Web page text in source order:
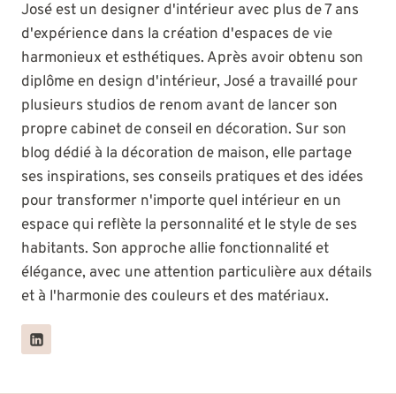
José est un designer d'intérieur avec plus de 7 ans
d'expérience dans la création d'espaces de vie
harmonieux et esthétiques. Après avoir obtenu son
diplôme en design d'intérieur, José a travaillé pour
plusieurs studios de renom avant de lancer son
propre cabinet de conseil en décoration. Sur son
blog dédié à la décoration de maison, elle partage
ses inspirations, ses conseils pratiques et des idées
pour transformer n'importe quel intérieur en un
espace qui reflète la personnalité et le style de ses
habitants. Son approche allie fonctionnalité et
élégance, avec une attention particulière aux détails
et à l'harmonie des couleurs et des matériaux.